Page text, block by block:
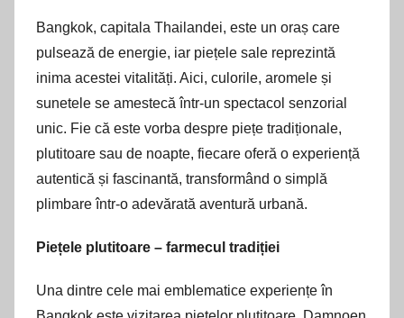
Bangkok, capitala Thailandei, este un oraș care
pulsează de energie, iar piețele sale reprezintă
inima acestei vitalități. Aici, culorile, aromele și
sunetele se amestecă într-un spectacol senzorial
unic. Fie că este vorba despre piețe tradiționale,
plutitoare sau de noapte, fiecare oferă o experiență
autentică și fascinantă, transformând o simplă
plimbare într-o adevărată aventură urbană.
Piețele plutitoare – farmecul tradiției
Una dintre cele mai emblematice experiențe în